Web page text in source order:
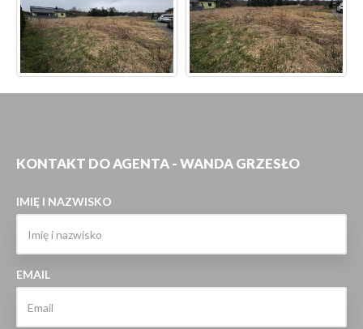
KONTAKT DO AGENTA - WANDA GRZESŁO
IMIĘ I NAZWISKO
EMAIL